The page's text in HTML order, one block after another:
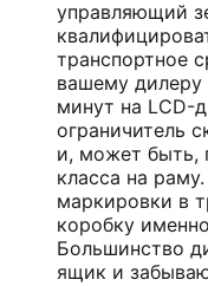
управляющий
транспортное
вашему дилеру
минут на LCD-
ограничитель
и, может быть,
класса на
маркировки в
коробку
Большинство
ящик и